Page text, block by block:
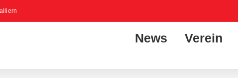
News Verein